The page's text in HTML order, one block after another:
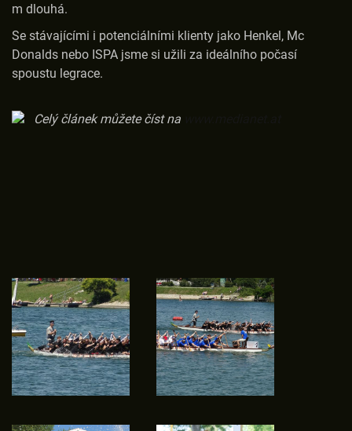
m dlouhá.
Se stávajícími i potenciálními klienty jako Henkel, Mc
Donalds nebo ISPA jsme si užili za ideálního počasí
spoustu legrace.
Celý článek můžete číst na